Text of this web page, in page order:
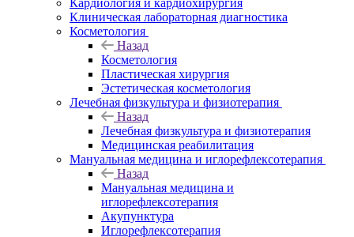
Кардиология и кардиохирургия
Клиническая лабораторная диагностика
Косметология
Назад
Косметология
Пластическая хирургия
Эстетическая косметология
Лечебная физкультура и физиотерапия
Назад
Лечебная физкультура и физиотерапия
Медицинская реабилитация
Мануальная медицина и иглорефлексотерапия
Назад
Мануальная медицина и
иглорефлексотерапия
Акупунктура
Иглорефлексотерапия